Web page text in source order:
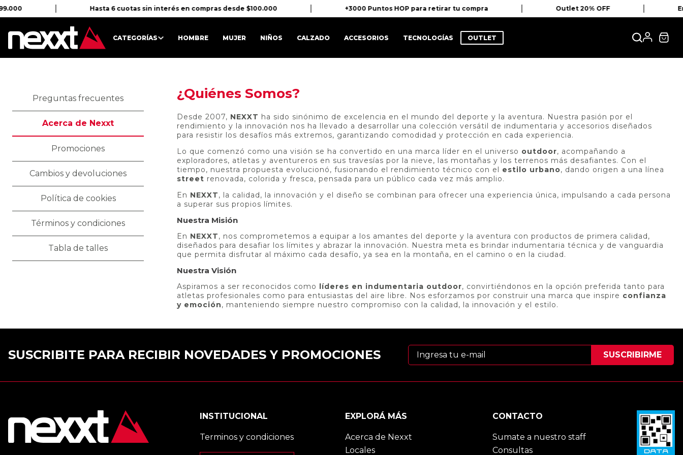
Hasta 6 cuotas sin interés en compras desde $100.000 +3000 Puntos HOP para retirar tu compra Outlet 20% OFF
CATEGORÍAS HOMBRE MUJER NIÑOS CALZADO ACCESORIOS TECNOLOGÍAS OUTLET
Preguntas frecuentes
Acerca de Nexxt
Promociones
Cambios y devoluciones
Política de cookies
Términos y condiciones
Tabla de talles
¿Quiénes Somos?
Desde 2007, NEXXT ha sido sinónimo de excelencia en el mundo del deporte y la aventura. Nuestra pasión por el
rendimiento y la innovación nos ha llevado a desarrollar una colección versátil de indumentaria y accesorios diseñados
para resistir los desafíos más extremos, garantizando comodidad y protección en cada experiencia.
Lo que comenzó como una visión se ha convertido en una marca líder en el universo outdoor, acompañando a
exploradores, atletas y aventureros en sus travesías por la nieve, las montañas y los terrenos más desafiantes. Con el
tiempo, nuestra propuesta evolucionó, fusionando el rendimiento técnico con el estilo urbano, dando origen a una línea
street renovada, colorida y fresca, pensada para un público cada vez más amplio.
En NEXXT, la calidad, la innovación y el diseño se combinan para ofrecer una experiencia única, impulsando a cada persona
a superar sus propios límites.
Nuestra Misión
En NEXXT, nos comprometemos a equipar a los amantes del deporte y la aventura con productos de primera calidad,
diseñados para desafiar los límites y abrazar la innovación. Nuestra meta es brindar indumentaria técnica y de vanguardia
que permita disfrutar al máximo cada desafío, ya sea en la montaña, en el camino o en la ciudad.
Nuestra Visión
Aspiramos a ser reconocidos como líderes en indumentaria outdoor, convirtiéndonos en la opción preferida tanto para
atletas profesionales como para entusiastas del aire libre. Nos esforzamos por construir una marca que inspire confianza
y emoción, manteniendo siempre nuestro compromiso con la calidad, la innovación y el estilo.
SUSCRIBITE PARA RECIBIR NOVEDADES Y PROMOCIONES
INSTITUCIONAL
Terminos y condiciones
EXPLORÁ MÁS
Acerca de Nexxt
Locales
CONTACTO
Sumate a nuestro staff
Consultas